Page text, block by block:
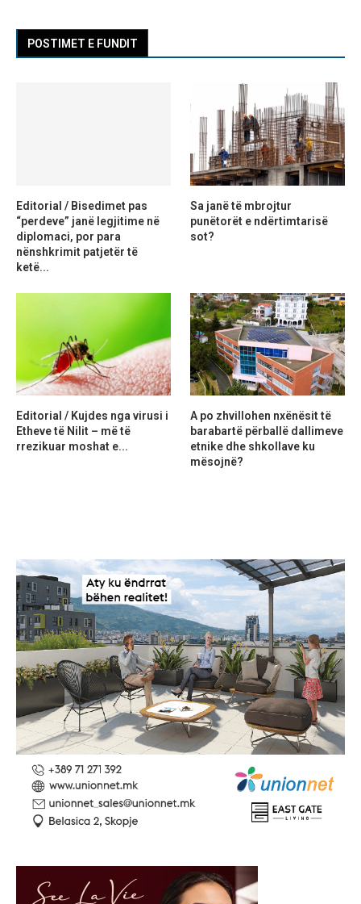
POSTIMET E FUNDIT
Editorial / Bisedimet pas
“perdeve” janë legjitime në
diplomaci, por para
nënshkrimit patjetër të
ketë...
Sa janë të mbrojtur
punëtorët e ndërtimtarisë
sot?
Editorial / Kujdes nga virusi i
Etheve të Nilit – më të
rrezikuar moshat e...
A po zhvillohen nxënësit të
barabartë përballë dallimeve
etnike dhe shkollave ku
mësojnë?